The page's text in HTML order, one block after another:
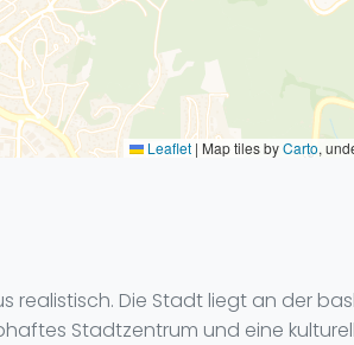
Leaflet | Map tiles byCarto,
Die Stadt liegt an der
Stadtzentrum und eine